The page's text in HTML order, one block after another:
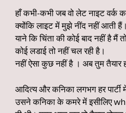
हाँ कभी-कभी जब वो लेट नाइट वर्क
क्योंकि लाइट में मुझे नींद नहीं आती हैं।
याने कि चिंता की कोई बाद नहीं है मैं
कोई लडाई तो नहीं चल रही है।
नहीं ऐसा कुछ नहीं है । अब तुम तैयार
आदित्य और कनिका लगभग हर
उसने कनिका के कमरे में इसीलिए